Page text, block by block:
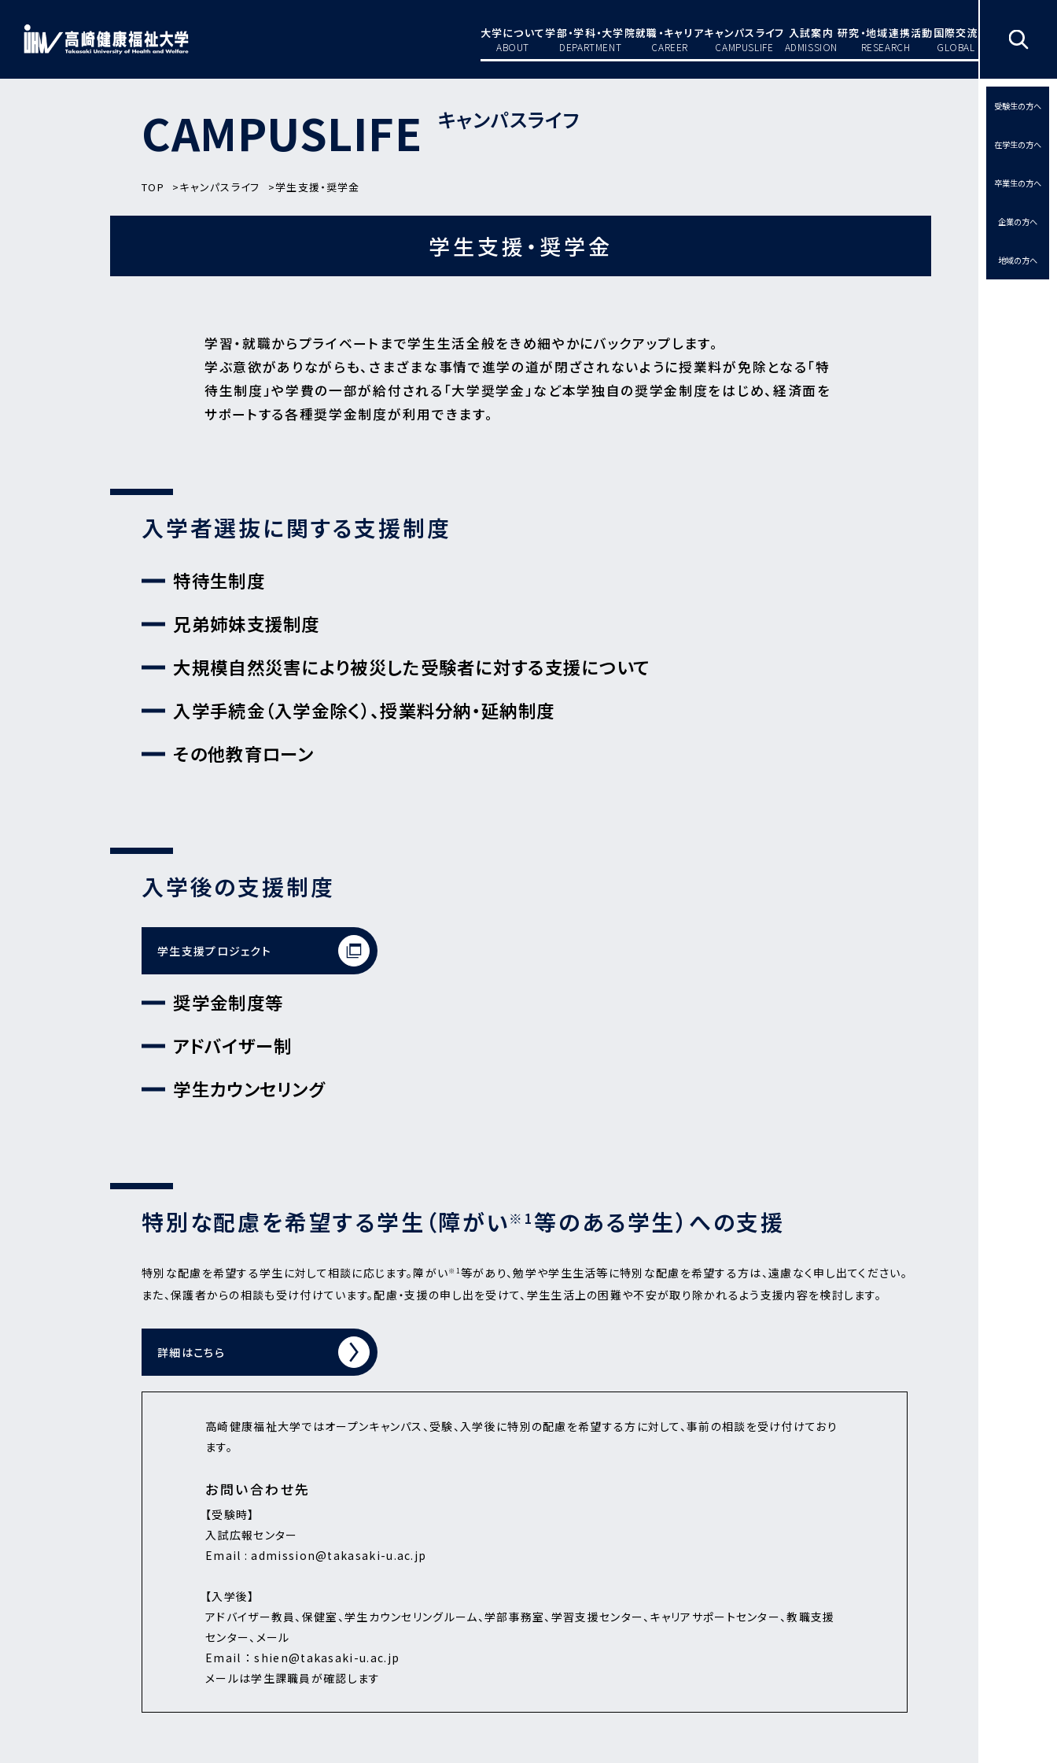
大学について
ABOUT
学部・学科・大学院
DEPARTMENT
就職・キャリア
CAREER
キャンパスライフ
CAMPUSLIFE
入試案内
ADMISSION
研究・地域連携活動
RESEARCH
国際交流
GLOBAL
受験生の方へ
在学生の方へ
卒業生の方へ
企業の方へ
地域の方へ
CAMPUSLIFE キャンパスライフ
TOP キャンパスライフ 学生支援・奨学金
学生支援・奨学金
学習・就職からプライベートまで学生生活全般をきめ細やかにバックアップします。
学ぶ意欲がありながらも、さまざまな事情で進学の道が閉ざされないように授業料が免除となる「特
待生制度」や学費の一部が給付される「大学奨学金」など本学独自の奨学金制度をはじめ、経済面を
サポートする各種奨学金制度が利用できます。
入学者選抜に関する支援制度
特待生制度
兄弟姉妹支援制度
大規模自然災害により被災した受験者に対する支援について
入学手続金（入学金除く）、授業料分納・延納制度
その他教育ローン
入学後の支援制度
学生支援プロジェクト
奨学金制度等
アドバイザー制
学生カウンセリング
特別な配慮を希望する学生（障がい※1等のある学生）への支援
特別な配慮を希望する学生に対して相談に応じます。障がい※1等があり、勉学や学生生活等に特別な配慮を希望する方は、遠慮なく申し出てください。
また、保護者からの相談も受け付けています。配慮・支援の申し出を受けて、学生生活上の困難や不安が取り除かれるよう支援内容を検討します。
詳細はこちら
高崎健康福祉大学ではオープンキャンパス、受験、入学後に特別の配慮を希望する方に対して、事前の相談を受け付けており
ます。
お問い合わせ先
【受験時】
入試広報センター
Email : admission@takasaki-u.ac.jp
【入学後】
アドバイザー教員、保健室、学生カウンセリングルーム、学部事務室、学習支援センター、キャリアサポートセンター、教職支援
センター、メール
Email ： shien@takasaki-u.ac.jp
メールは学生課職員が確認します